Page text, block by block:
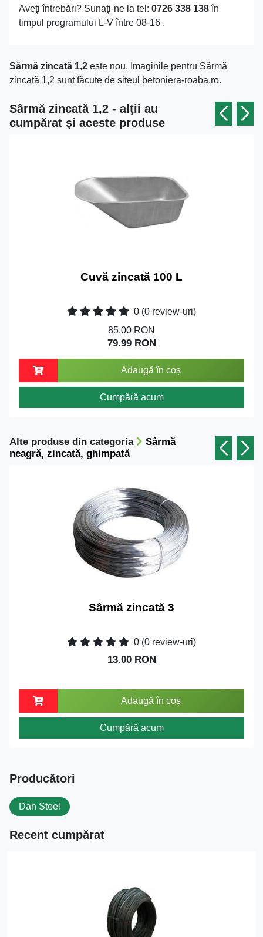
Aveţi întrebări? Sunaţi-ne la tel: 0726 338 138în
timpul programului L-V între 08-16 .
Sârmă zincată 1,2 este nou. Imaginile pentru Sârmă
zincată 1,2 sunt făcute de siteul betoniera-roaba.ro.
Sârmă zincată 1,2 - alţii au
cumpărat şi aceste produse
Cuvă zincată 100 L
0 (0 review-uri)
85.00 RON
79.99 RON
Adaugă în coș
Cumpără acum
Alte produse din categoria
Sârmă
neagră, zincată, ghimpată
Sârmă zincată 3
0 (0 review-uri)
13.00 RON
Adaugă în coș
Cumpără acum
Producători
Dan Steel
Recent cumpărat